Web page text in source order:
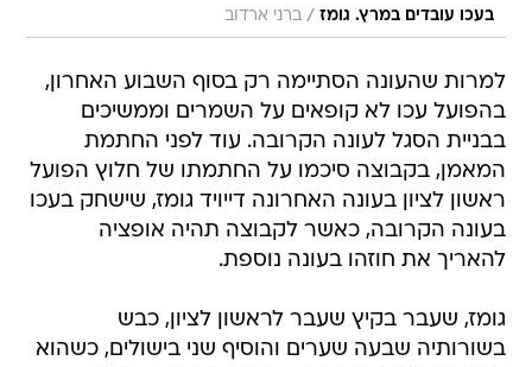
בעכו עובדים במרץ. גומז / ברני ארדוב
למרות שהעונה הסתיימה רק בסוף השבוע האחרון,
בהפועל עכו לא קופאים על השמרים וממשיכים
בבניית הסגל לעונה הקרובה. עוד לפני החתמת
המאמן, בקבוצה סיכמו על החתמתו של חלוץ הפועל
ראשון לציון בעונה האחרונה דייויד גומז, שישחק בעכו
בעונה הקרובה, כאשר לקבוצה תהיה אופציה
להאריך את חוזהו בעונה נוספת.
גומז, שעבר בקיץ שעבר לראשון לציון, כבש
בשורותיה שבעה שערים והוסיף שני בישולים, כשהוא